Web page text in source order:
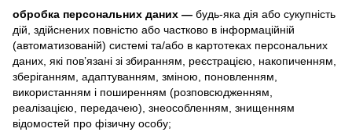
обробка персональних даних — будь-яка дія або сукупність
дій, здійснених повністю або частково в інформаційній
(автоматизованій) системі та/або в картотеках персональних
даних, які пов’язані зі збиранням, реєстрацією, накопиченням,
зберіганням, адаптуванням, зміною, поновленням,
використанням і поширенням (розповсюдженням,
реалізацією, передачею), знеособленням, знищенням
відомостей про фізичну особу;